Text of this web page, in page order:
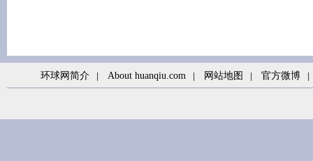
环球网简介 About huanqiu.com 网站地图 官方微博